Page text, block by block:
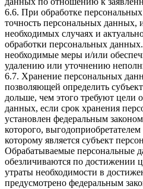
6.6. При обработке
точность персональных данных,
необходимых случаях и
обработки персональных
необходимые меры и/или
удалению или уточнению
6.7. Хранение персональных
позволяющей определить
дольше, чем этого требуют цели
данных, если срок хранения
установлен федеральным
которого,
которому является субъект
Обрабатываемые персональные
обезличиваются по достижении
утраты необходимости в
предусмотрено федеральным